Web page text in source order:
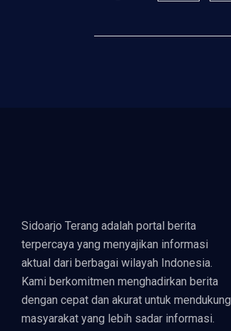
Sidoarjo Terang adalah portal berita
terpercaya yang menyajikan informasi
aktual dari berbagai wilayah Indonesia.
Kami berkomitmen menghadirkan berita
dengan cepat dan akurat untuk mendukung
masyarakat yang lebih sadar informasi.